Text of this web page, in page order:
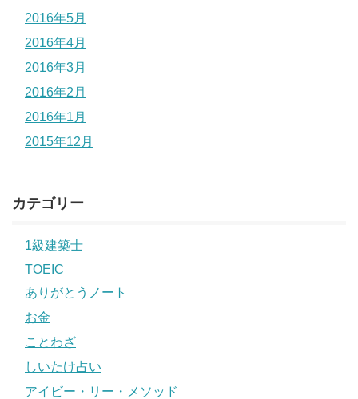
2016年5月
2016年4月
2016年3月
2016年2月
2016年1月
2015年12月
カテゴリー
1級建築士
TOEIC
ありがとうノート
お金
ことわざ
しいたけ占い
アイビー・リー・メソッド